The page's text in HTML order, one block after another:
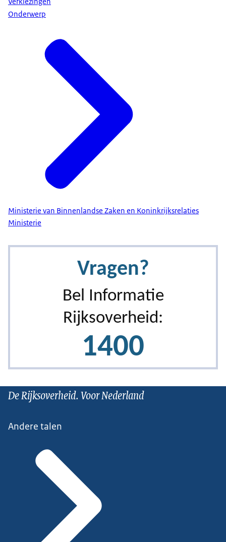
Onderwerp
Ministerie van Binnenlandse Zaken en Koninkrijksrelaties
Ministerie
De Rijksoverheid. Voor Nederland
Andere talen